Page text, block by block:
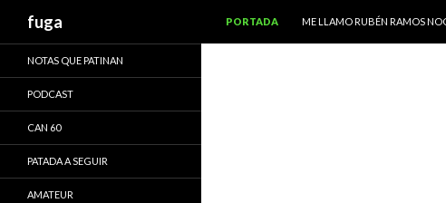
fuga
PORTADA
ME LLAMO RUBÉN RAMOS
NOTAS QUE PATINAN
PODCAST
CAN 60
PATADA A SEGUIR
AMATEUR